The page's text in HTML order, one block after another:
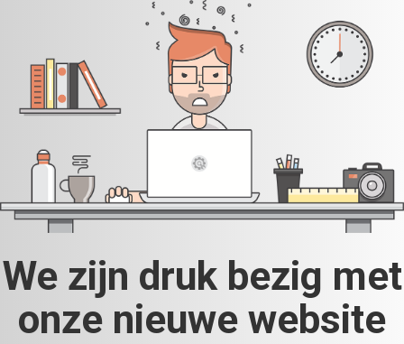
We zijn druk bezig met
onze nieuwe website